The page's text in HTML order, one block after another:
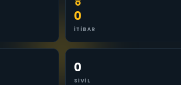
0
İTIBAR
0
SIVIL